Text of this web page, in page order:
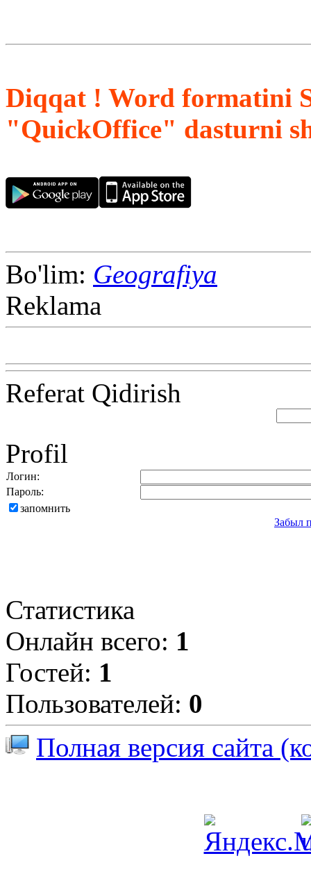
Diqqat ! Word formatini
"QuickOffice" dasturni
Bo'lim: Geografiya
Reklama
Referat Qidirish
Profil
Логин:
Пароль:
запомнить
Забыл
Статистика
Онлайн всего: 1
Гостей: 1
Пользователей: 0
Полная версия сайта